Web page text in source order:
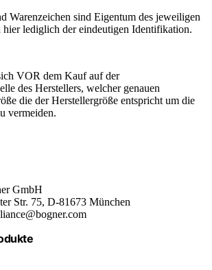
Warenzeichen sind Eigentum des jeweiligen
hier lediglich der eindeutigen Identifikation.
VOR dem Kauf auf der
des Herstellers, welcher genauen
die der Herstellergröße entspricht um die
vermeiden.
GmbH
Str. 75, D-81673 München